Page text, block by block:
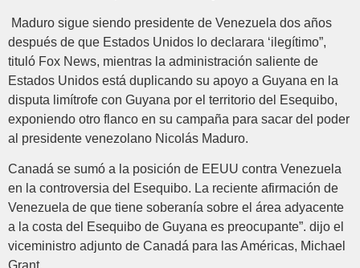
Maduro sigue siendo presidente de Venezuela dos años
después de que Estados Unidos lo declarara ‘ilegítimo”,
tituló Fox News, mientras la administración saliente de
Estados Unidos está duplicando su apoyo a Guyana en la
disputa limítrofe con Guyana por el territorio del Esequibo,
exponiendo otro flanco en su campaña para sacar del poder
al presidente venezolano Nicolás Maduro.
Canadá se sumó a la posición de EEUU contra Venezuela
en la controversia del Esequibo. La reciente afirmación de
Venezuela de que tiene soberanía sobre el área adyacente
a la costa del Esequibo de Guyana es preocupante”. dijo el
viceministro adjunto de Canadá para las Américas, Michael